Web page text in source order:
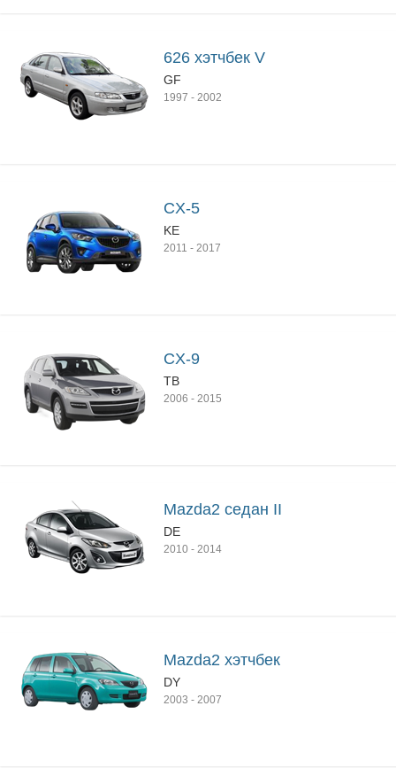
626 хэтчбек V
GF
1997 - 2002
CX-5
KE
2011 - 2017
CX-9
TB
2006 - 2015
Mazda2 седан II
DE
2010 - 2014
Mazda2 хэтчбек
DY
2003 - 2007